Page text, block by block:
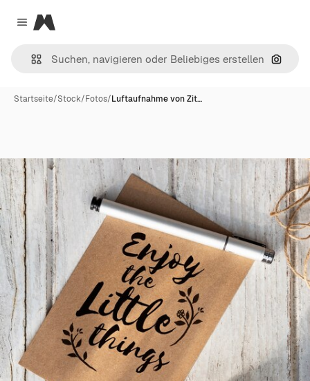
Close menu
Magnific
Nach
Startseite/Stock/Fotos/Luftaufnahme von Zit…